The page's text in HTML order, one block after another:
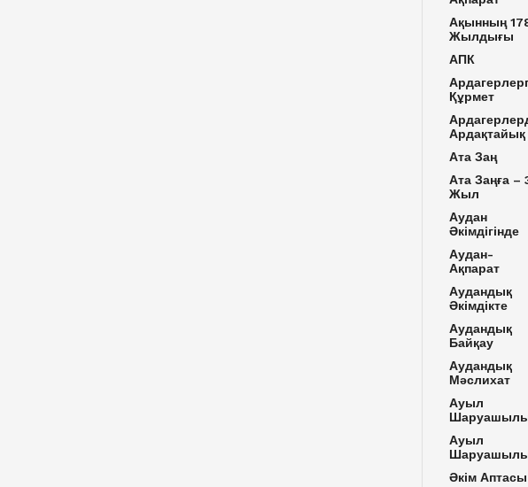
Ақынның
Жылдығы
АПК
Құрмет
Ардақтайық
Ата Заң
Ата Заңға –
Жыл
Аудан
Әкімдігінде
Аудан-
Ақпарат
Аудандық
Әкімдікте
Аудандық
Байқау
Аудандық
Мәслихат
Ауыл
Ауыл
Әкім Аптасы